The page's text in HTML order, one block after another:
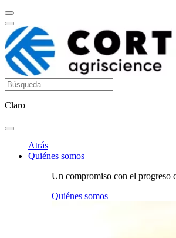
Claro
Atrás
Quiénes somos
Un compromiso con el progreso
Quiénes somos